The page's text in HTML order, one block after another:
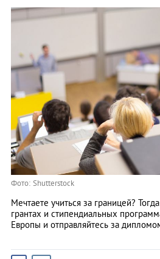
Фото: Shutterstock
Мечтаете учиться за границей?
грантах и стипендиальных
Европы и отправляйтесь за